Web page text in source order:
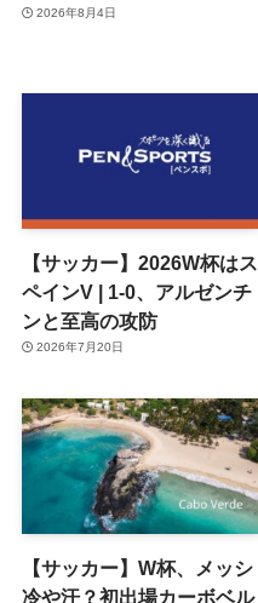
2026年8月4日
【サッカー】2026W杯はス
ペインV | 1-0、アルゼンチ
ンと至高の攻防
2026年7月20日
【サッカー】W杯、メッシ
冷や汗？初出場カーボベル